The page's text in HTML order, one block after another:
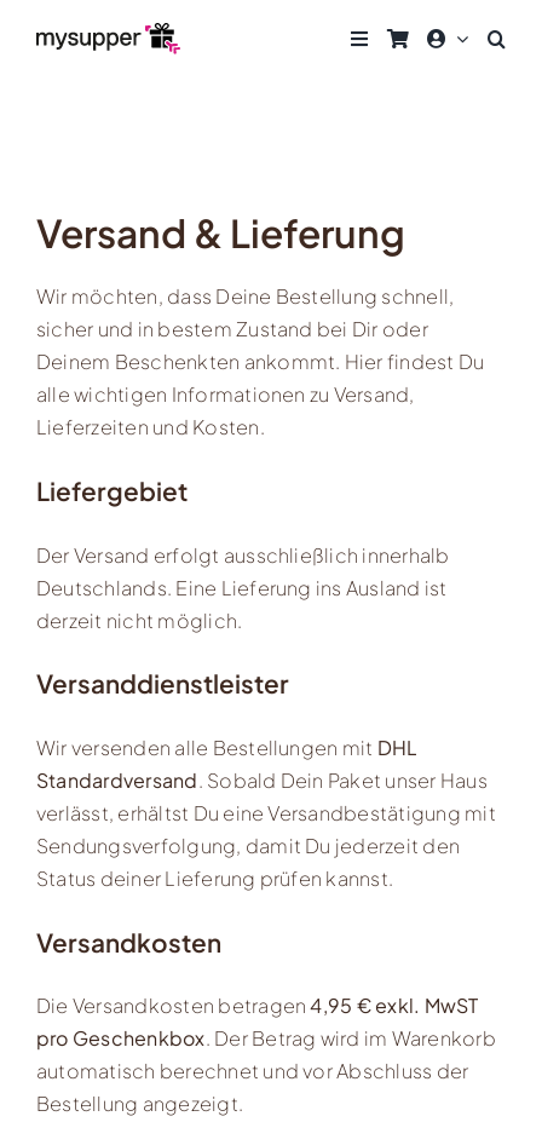
Inhalt
Versand & Lieferung
Wir möchten, dass Deine Bestellung schnell,
sicher und in bestem Zustand bei Dir oder
Deinem Beschenkten ankommt. Hier findest Du
alle wichtigen Informationen zu Versand,
Lieferzeiten und Kosten.
Liefergebiet
Der Versand erfolgt ausschließlich innerhalb
Deutschlands. Eine Lieferung ins Ausland ist
derzeit nicht möglich.
Versanddienstleister
Wir versenden alle Bestellungen mit DHL
Standardversand. Sobald Dein Paket unser Haus
verlässt, erhältst Du eine Versandbestätigung mit
Sendungsverfolgung, damit Du jederzeit den
Status deiner Lieferung prüfen kannst.
Versandkosten
Die Versandkosten betragen4,95 € exkl. MwST
pro Geschenkbox. Der Betrag wird im Warenkorb
automatisch berechnet und vor Abschluss der
Bestellung angezeigt.